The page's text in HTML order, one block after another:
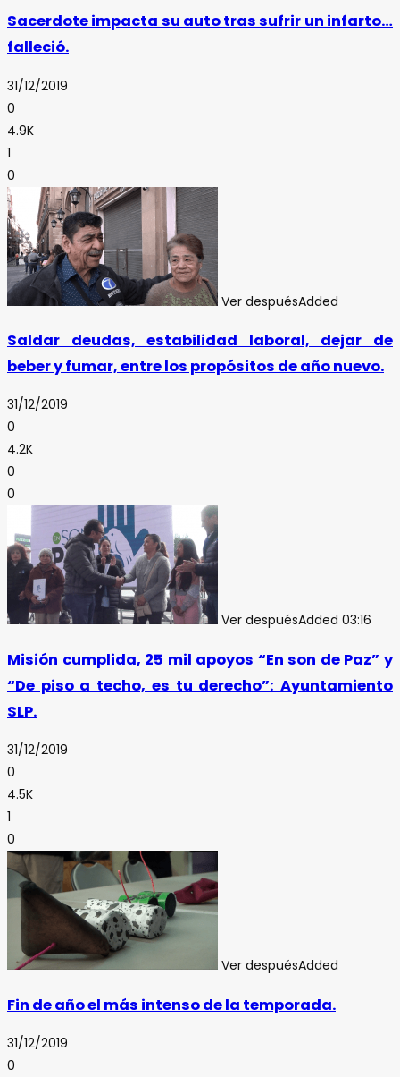
Sacerdote impacta su auto tras sufrir un infarto…
falleció.
31/12/2019
0
4.9K
1
0
Ver despuésAdded
Saldar deudas, estabilidad laboral, dejar de
beber y fumar, entre los propósitos de año nuevo.
31/12/2019
0
4.2K
0
0
Ver despuésAdded 03:16
Misión cumplida, 25 mil apoyos “En son de Paz” y
“De piso a techo, es tu derecho”: Ayuntamiento
SLP.
31/12/2019
0
4.5K
1
0
Ver despuésAdded
Fin de año el más intenso de la temporada.
31/12/2019
0